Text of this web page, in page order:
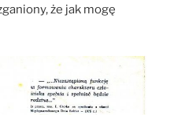
że jak mogę